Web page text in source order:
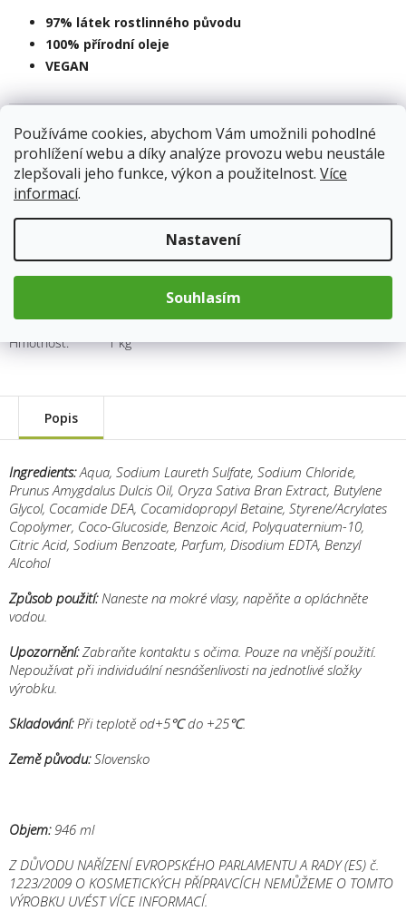
Používáme cookies, abychom Vám umožnili pohodlné
prohlížení webu a díky analýze provozu webu neustále
zlepšovali jeho funkce, výkon a použitelnost. Více
informací.
Nastavení
Souhlasím
Skladem(5 ks) 11.8.2026
97% látek rostlinného původu
100% přírodní oleje
VEGAN
Kategorie:
Přírodní péče o tělo a pleť
Hmotnost: 1 kg
175 Kč
cena:
Přidat do košíku
Popis
Ingredients:Aqua, Sodium Laureth Sulfate, Sodium Chloride,
Prunus Amygdalus Dulcis Oil, Oryza Sativa Bran Extract, Butylene
Glycol, Cocamide DEA, Cocamidopropyl Betaine, Styrene/Acrylates
Copolymer, Coco-Glucoside, Benzoic Acid, Polyquaternium-10,
Citric Acid, Sodium Benzoate, Parfum, Disodium EDTA, Benzyl
Alcohol
Způsob použití: Naneste na mokré vlasy, napěňte a opláchněte
vodou.
Upozornění:Zabraňte kontaktu s očima. Pouze na vnější použití.
Nepoužívat při individuální nesnášenlivosti na jednotlivé složky
výrobku.
Skladování: Při teplotě od+5℃ do +25℃.
Země původu:Slovensko
Objem: 946 ml
Z DŮVODU NAŘÍZENÍ EVROPSKÉHO PARLAMENTU A RADY (ES) č.
1223/2009 O KOSMETICKÝCH PŘÍPRAVCÍCH NEMŮŽEME O TOMTO
VÝROBKU UVÉST VÍCE INFORMACÍ.